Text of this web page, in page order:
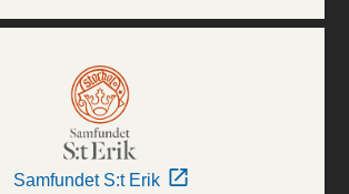
Samfundet S:t Erik